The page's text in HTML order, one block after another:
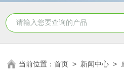
当前位置：首页 > 新闻中心 >